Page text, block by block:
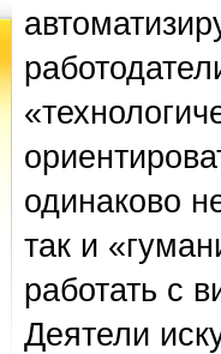
одинаково
так и
работать с
Деятели